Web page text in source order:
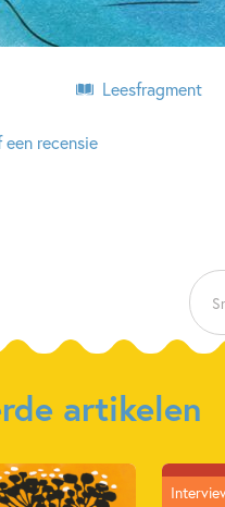
Leesfragment
een recensie
artikelen